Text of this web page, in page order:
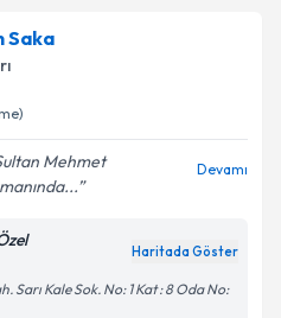
Saka
Mehmet
Devamı
Haritada Göster
Sarı Kale Sok. No: 1 Kat : 8 Oda No: